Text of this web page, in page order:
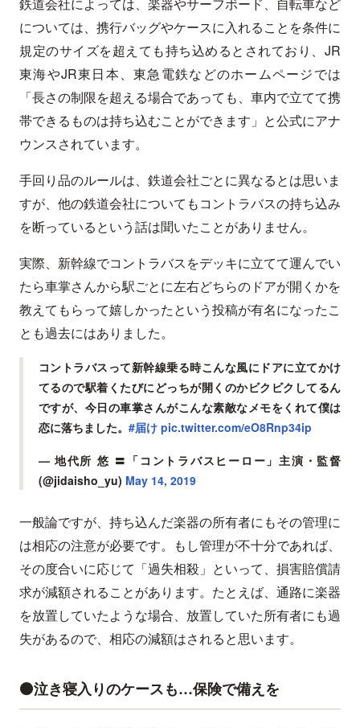
鉄道会社によっては、楽器やサーフボード、自転車など
については、携行バッグやケースに入れることを条件に
規定のサイズを超えても持ち込めるとされており、JR
東海やJR東日本、東急電鉄などのホームページでは
「長さの制限を超える場合であっても、車内で立てて携
帯できるものは持ち込むことができます」と公式にアナ
ウンスされています。
手回り品のルールは、鉄道会社ごとに異なるとは思いま
すが、他の鉄道会社についてもコントラバスの持ち込み
を断っているという話は聞いたことがありません。
実際、新幹線でコントラバスをデッキに立てて運んでい
たら車掌さんから駅ごとに左右どちらのドアが開くかを
教えてもらって嬉しかったという投稿が有名になったこ
とも過去にはありました。
コントラバスって新幹線乗る時こんな風にドアに立てかけ
てるので駅着くたびにどっちが開くのかビクビクしてるん
ですが、今日の車掌さんがこんな素敵なメモをくれて僕は
恋に落ちました。 #届け pic.twitter.com/eO8Rnp34ip
— 地代所 悠 〓「コントラバスヒーロー」主演・監督
(@jidaisho_yu) May 14, 2019
一般論ですが、持ち込んだ楽器の所有者にもその管理に
は相応の注意が必要です。もし管理が不十分であれば、
その度合いに応じて「過失相殺」といって、損害賠償請
求が減額されることがあります。たとえば、通路に楽器
を放置していたような場合、放置していた所有者にも過
失があるので、相応の減額はされると思います。
⚫️泣き寝入りのケースも…保険で備えを